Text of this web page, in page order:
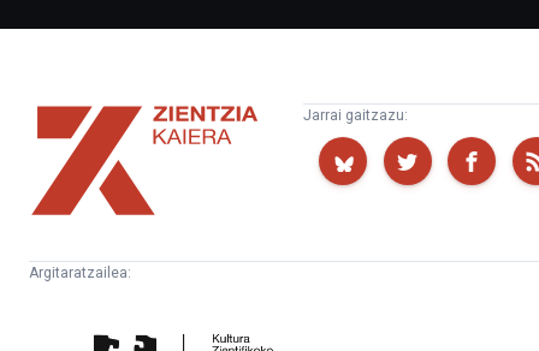
Zientzia
Kaiera
Jarrai gaitzazu:
Argitaratzailea:
Zientifikoko